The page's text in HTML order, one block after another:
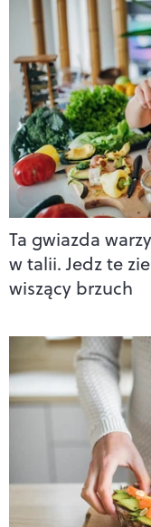
Ta gwiazda
w talii. Jedz te
wiszący brzuch